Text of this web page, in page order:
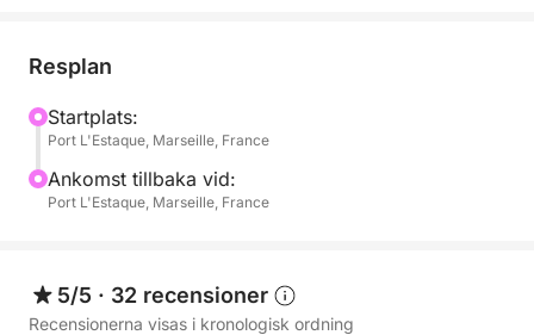
Resplanen inkluderar:
Avgång från hamnen i L'Estaque (lätt att nå via färjan
från den gamla hamnen eller med direktbuss från
Place de la Joliette)
Njut av en trevlig aperitif ombord
Resplan
Startplats:
Port L'Estaque, Marseille, France
Ankomst tillbaka vid:
Port L'Estaque, Marseille, France
5/5 · 32 recensioner
Recensionerna visas i kronologisk ordning